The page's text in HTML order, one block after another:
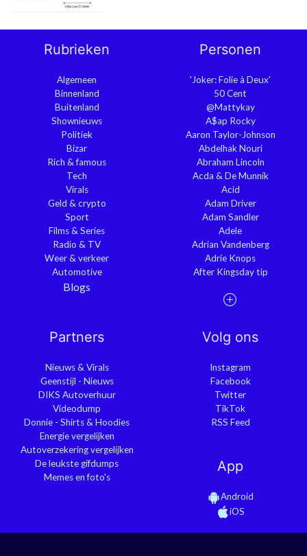
Rubrieken
Algemeen
Binnenland
Buitenland
Shownieuws
Politiek
Bizar
Rich & famous
Tech
Virals
Geld & crypto
Sport
Films & Series
Radio & TV
Weer & verkeer
Automotive
Blogs
Personen
'Joker: Folie à Deux'
50 Cent
@Mattykay
A$ap Rocky
Aaron Taylor-Johnson
Abdelhak Nouri
Abraham Lincoln
Acda & De Munnik
Acid
Adam Driver
Adam Sandler
Adele
Adrian Vandenberg
Adrie Knops
After Kingsday tip
Partners
Nieuws & Virals
Geenstijl - Nieuws
DIKS Autoverhuur
Videodump
Donnie - Shirts & Hoodies
Energie vergelijken
Autoverzekering vergelijken
De leukste gifdumps
Memes en foto's
Volg ons
Instagram
Facebook
Twitter
TikTok
RSS Feed
App
Android
iOS